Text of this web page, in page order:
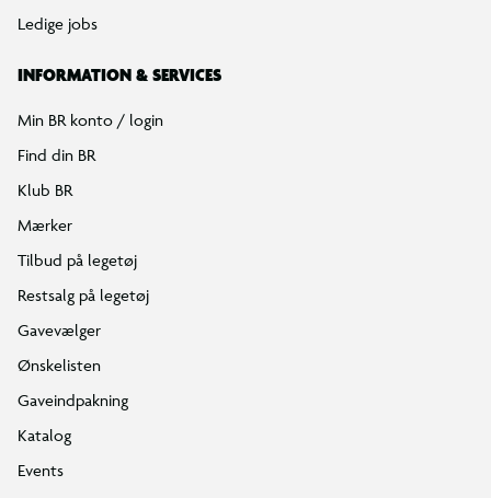
Ledige jobs
INFORMATION & SERVICES
Min BR konto / login
Find din BR
Klub BR
Mærker
Tilbud på legetøj
Restsalg på legetøj
Gavevælger
Ønskelisten
Gaveindpakning
Katalog
Events